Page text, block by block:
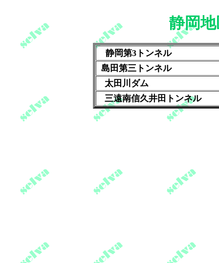
静岡
静岡第3トンネル
島田第三トンネル
太田川ダム
三遠南信久井田トンネル